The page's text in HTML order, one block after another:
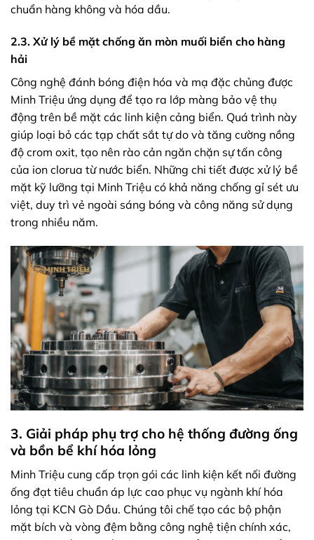
chuẩn hàng không và hóa dầu.
2.3. Xử lý bề mặt chống ăn mòn muối biển cho hàng
hải
Công nghệ đánh bóng điện hóa và mạ đặc chủng được
Minh Triệu ứng dụng để tạo ra lớp màng bảo vệ thụ
động trên bề mặt các linh kiện cảng biển. Quá trình này
giúp loại bỏ các tạp chất sắt tự do và tăng cường nồng
độ crom oxit, tạo nên rào cản ngăn chặn sự tấn công
của ion clorua từ nước biển. Những chi tiết được xử lý bề
mặt kỹ lưỡng tại Minh Triệu có khả năng chống gỉ sét ưu
việt, duy trì vẻ ngoài sáng bóng và công năng sử dụng
trong nhiều năm.
3. Giải pháp phụ trợ cho hệ thống đường ống
và bồn bể khí hóa lỏng
Minh Triệu cung cấp trọn gói các linh kiện kết nối đường
ống đạt tiêu chuẩn áp lực cao phục vụ ngành khí hóa
lỏng tại KCN Gò Dầu. Chúng tôi chế tạo các bộ phận
mặt bích và vòng đệm bằng công nghệ tiện chính xác,